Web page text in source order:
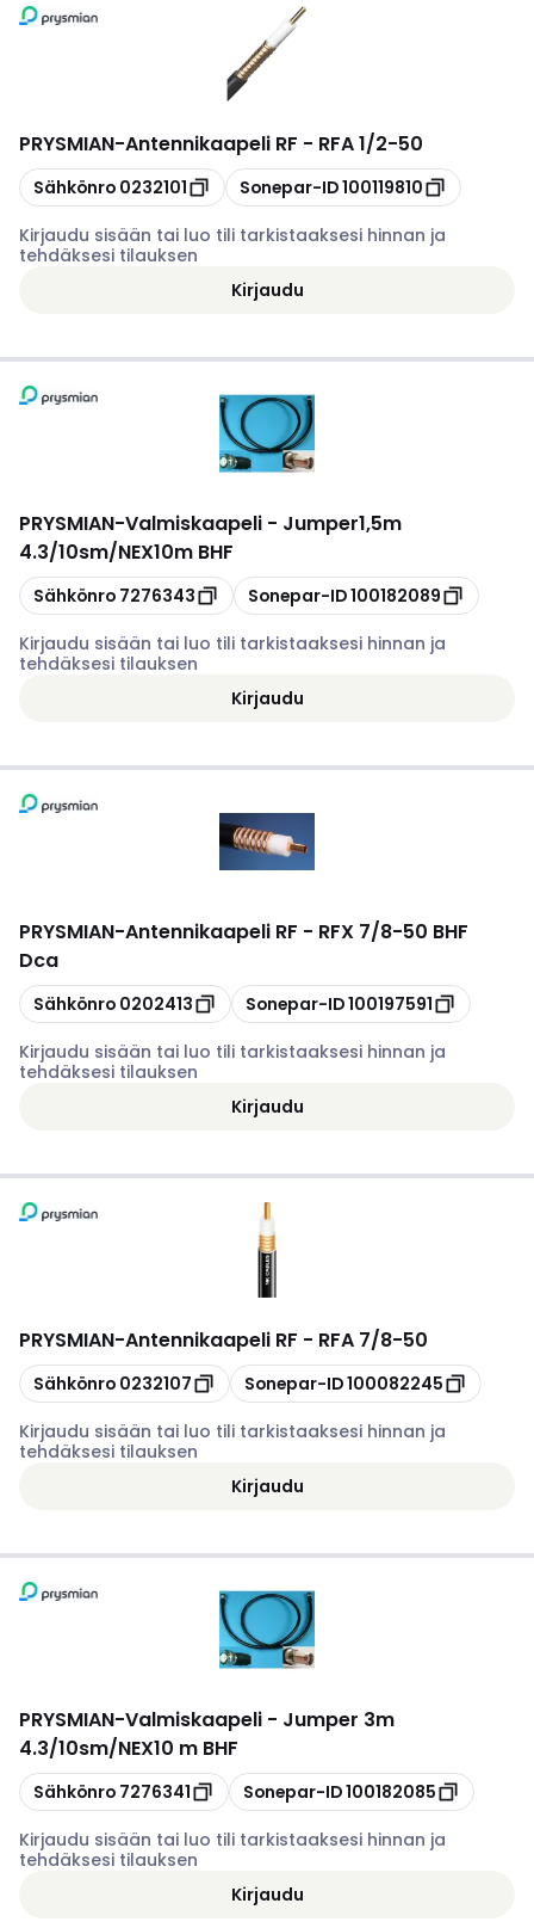
PRYSMIAN-Antennikaapeli RF - RFA 1/2-50
Kopioi
Sähkönro 0232101 Kopioi
Sonepar-ID100119810
Kirjaudu sisään tai luo tili tarkistaaksesi hinnan ja
tehdäksesi tilauksen
Kirjaudu
PRYSMIAN-Valmiskaapeli - Jumper1,5m
4.3/10sm/NEX10m BHF
Kopioi
Sähkönro 7276343 Kopioi
Sonepar-ID100182089
Kirjaudu sisään tai luo tili tarkistaaksesi hinnan ja
tehdäksesi tilauksen
Kirjaudu
PRYSMIAN-Antennikaapeli RF - RFX 7/8-50 BHF
Dca
Kopioi
Sähkönro 0202413 Kopioi
Sonepar-ID100197591
Kirjaudu sisään tai luo tili tarkistaaksesi hinnan ja
tehdäksesi tilauksen
Kirjaudu
PRYSMIAN-Antennikaapeli RF - RFA 7/8-50
Kopioi
Sähkönro 0232107 Kopioi
Sonepar-ID100082245
Kirjaudu sisään tai luo tili tarkistaaksesi hinnan ja
tehdäksesi tilauksen
Kirjaudu
PRYSMIAN-Valmiskaapeli - Jumper 3m
4.3/10sm/NEX10 m BHF
Kopioi
Sähkönro 7276341 Kopioi
Sonepar-ID100182085
Kirjaudu sisään tai luo tili tarkistaaksesi hinnan ja
tehdäksesi tilauksen
Kirjaudu